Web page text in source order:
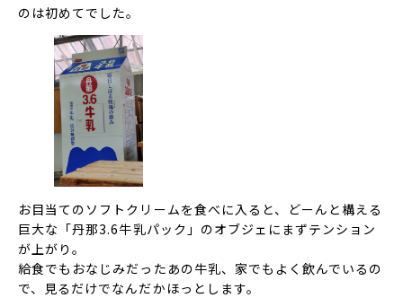
のは初めてでした。
お目当てのソフトクリームを食べに入ると、どーんと構える
巨大な「丹那3.6牛乳パック」のオブジェにまずテンション
が上がり。
給食でもおなじみだったあの牛乳、家でもよく飲んでいるの
で、見るだけでなんだかほっとします。